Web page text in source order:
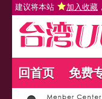
建议将本站 加入收藏
回首页 免费